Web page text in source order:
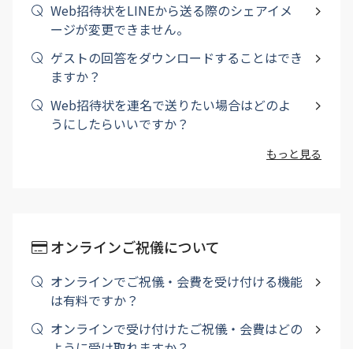
Web招待状をLINEから送る際のシェアイメ
ージが変更できません。
ゲストの回答をダウンロードすることはでき
ますか？
Web招待状を連名で送りたい場合はどのよ
うにしたらいいですか？
もっと見る
オンラインご祝儀について
オンラインでご祝儀・会費を受け付ける機能
は有料ですか？
オンラインで受け付けたご祝儀・会費はどの